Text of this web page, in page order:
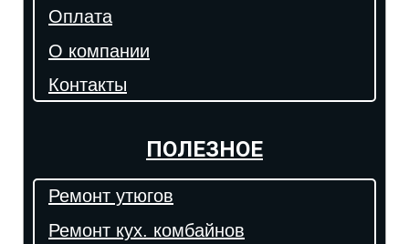
Оплата
О компании
Контакты
ПОЛЕЗНОЕ
Ремонт утюгов
Ремонт кух. комбайнов